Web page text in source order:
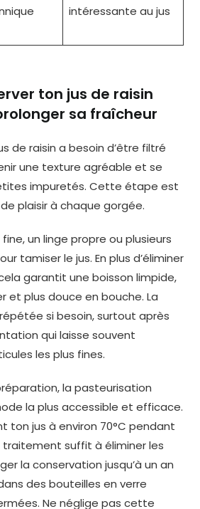
intéressante au jus
ton jus de raisin
sa fraîcheur
de raisin a besoin d’être filtré
une texture agréable et se
impuretés. Cette étape est
plaisir à chaque gorgée.
un linge propre ou plusieurs
tamiser le jus. En plus d’éliminer
garantit une boisson limpide,
et plus douce en bouche. La
si besoin, surtout après
qui laisse souvent
les plus fines.
la pasteurisation
la plus accessible et efficace.
ton jus à environ 70°C pendant
traitement suffit à éliminer les
la conservation jusqu’à un an
des bouteilles en verre
Ne néglige pas cette